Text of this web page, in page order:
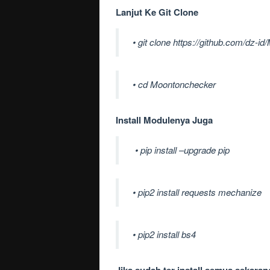
Lanjut Ke Git Clone
• git clone https://github.com/dz-
• cd Moontonchecker
Install Modulenya Juga
• pip install –upgrade pip
• pip2 install requests mechanize
• pip2 install bs4